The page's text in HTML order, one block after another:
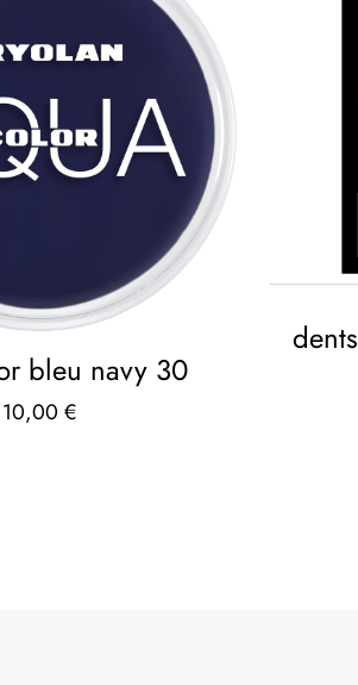
bleu navy 30
10,00€